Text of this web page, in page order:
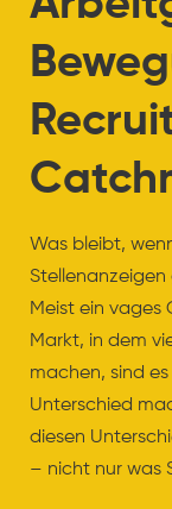
Was bleibt,
Stellenanzeigen
Meist ein vages
Markt, in dem
machen, sind
Unterschied
diesen
– nicht nur was